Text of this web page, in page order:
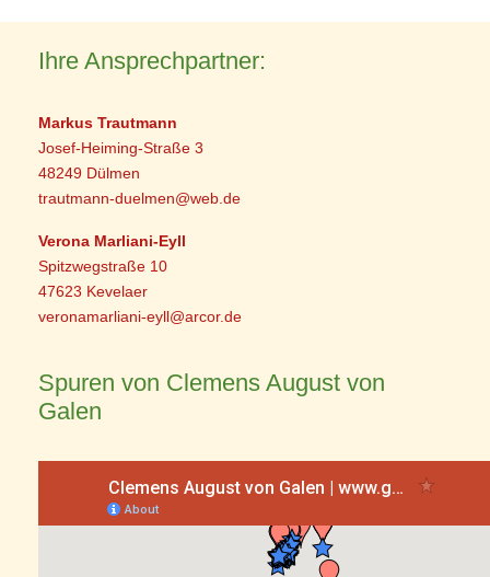
Ihre Ansprechpartner:
Markus Trautmann
Josef-Heiming-Straße 3
48249 Dülmen
trautmann-duelmen@web.de
Verona Marliani-Eyll
Spitzwegstraße 10
47623 Kevelaer
veronamarliani-eyll@arcor.de
Spuren von Clemens August von
Galen